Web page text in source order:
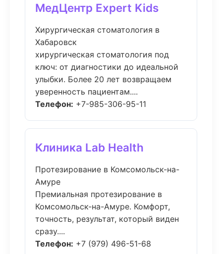
МедЦентр Expert Kids
Хирургическая стоматология в
Хабаровск
хирургическая стоматология под
ключ: от диагностики до идеальной
улыбки. Более 20 лет возвращаем
уверенность пациентам....
Телефон: +7-985-306-95-11
Клиника Lab Health
Протезирование в Комсомольск-на-
Амуре
Премиальная протезирование в
Комсомольск-на-Амуре. Комфорт,
точность, результат, который виден
сразу....
Телефон: +7 (979) 496-51-68